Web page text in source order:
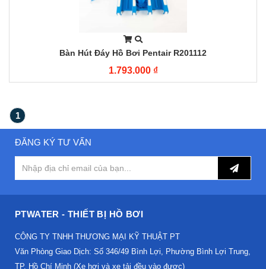
Bàn Hút Đáy Hồ Bơi Pentair R201112
1.793.000 ₫
1
ĐĂNG KÝ TƯ VẤN
PTWATER - THIẾT BỊ HỒ BƠI
CÔNG TY TNHH THƯƠNG MẠI KỸ THUẬT PT
Văn Phòng Giao Dịch: Số 346/49 Bình Lợi, Phường Bình Lợi Trung,
TP. Hồ Chí Minh (Xe hơi và xe tải đều vào được)